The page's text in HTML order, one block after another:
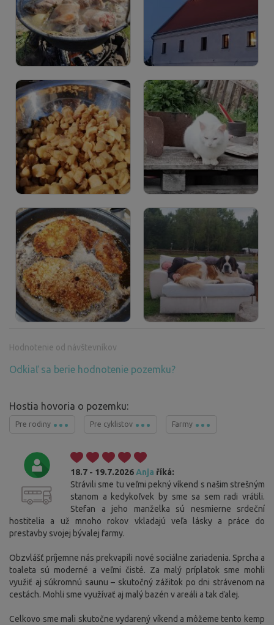
Hodnotenie od návštevníkov
Odkiaľ sa berie hodnotenie pozemku?
Hostia hovoria o pozemku:
Pre rodiny Pre cyklistov Farmy
18.7 - 19.7.2026 Anja říká:
Strávili sme tu veľmi pekný víkend s našim strešným
stanom a kedykoľvek by sme sa sem radi vrátili.
Stefan a jeho manželka sú nesmierne srdeční
hostitelia a už mnoho rokov vkladajú veľa lásky a práce do
prestavby svojej bývalej farmy.
Obzvlášť príjemne nás prekvapili nové sociálne zariadenia. Sprcha a
toaleta sú moderné a veľmi čisté. Za malý príplatok sme mohli
využiť aj súkromnú saunu – skutočný zážitok po dni strávenom na
cestách. Mohli sme využívať aj malý bazén v areáli a tak ďalej.
Celkovo sme mali skutočne vydarený víkend a môžeme tento kemp